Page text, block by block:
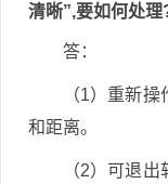
清晰”,要如何处理
答：
（1）重新
和距离。
（2）可退